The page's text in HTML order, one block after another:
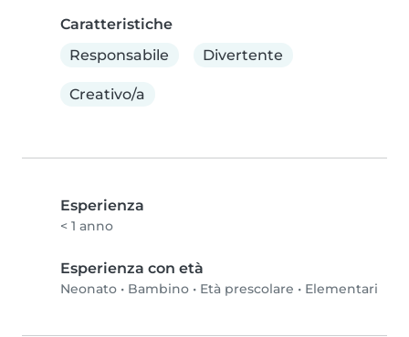
Caratteristiche
Responsabile
Divertente
Creativo/a
Esperienza
< 1 anno
Esperienza con età
Neonato • Bambino • Età prescolare • Elementari